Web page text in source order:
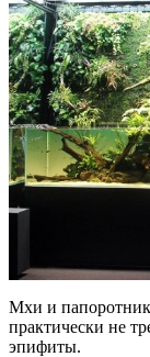
Мхи и
практически не
эпифиты.